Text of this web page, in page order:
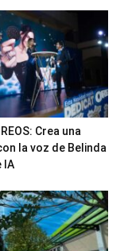
Crea una
la voz de Belinda
IA